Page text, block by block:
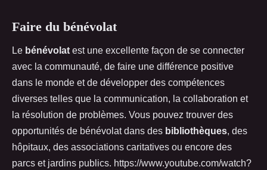
Faire du bénévolat
Le bénévolat est une excellente façon de se connecter
avec la communauté, de faire une différence positive
dans le monde et de développer des compétences
diverses telles que la communication, la collaboration et
la résolution de problèmes. Vous pouvez trouver des
opportunités de bénévolat dans des bibliothèques, des
hôpitaux, des associations caritatives ou encore des
parcs et jardins publics. https://www.youtube.com/watch?